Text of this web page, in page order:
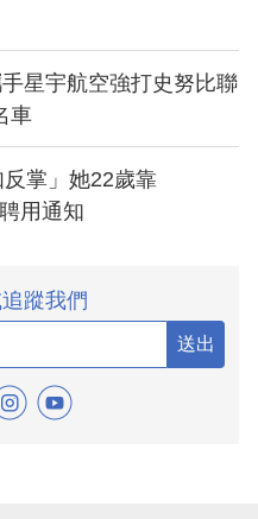
星宇航空強打史努比聯
車
掌」她22歲靠
用通知
蹤我們
送出